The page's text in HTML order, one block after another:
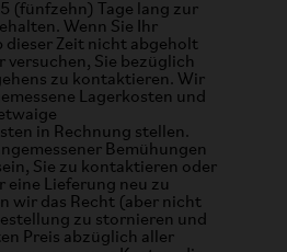
(fünfzehn) Tage lang zur
Wenn Sie Ihr
dieser Zeit nicht abgeholt
versuchen, Sie bezüglich
zu kontaktieren. Wir
Lagerkosten und
in Rechnung stellen.
Bemühungen
Sie zu kontaktieren oder
eine Lieferung neu zu
wir das Recht (aber nicht
zu stornieren und
Preis abzüglich aller